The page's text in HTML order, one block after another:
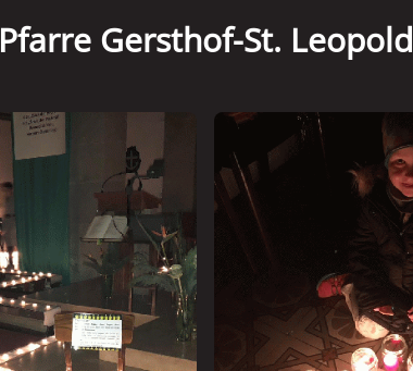
Pfarre Gersthof-St. Leopold